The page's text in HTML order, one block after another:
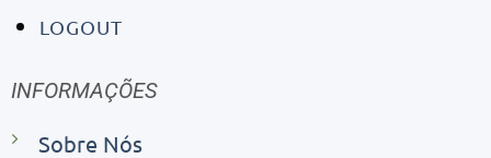
LOGOUT
INFORMAÇÕES
Sobre Nós